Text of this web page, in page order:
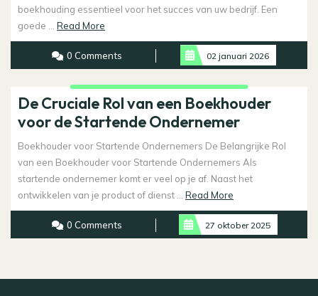
boekhouding essentieel voor het succes van uw bedrijf. Een
goede ... Read More
More
0 Comments
02 januari 2026
De Cruciale Rol van een Boekhouder
voor de Startende Ondernemer
Boekhouder voor Startende Ondernemers De Belangrijke Rol
van een Boekhouder voor Startende Ondernemers Als
startende ondernemer komt er veel op je af. Naast het
ontwikkelen van je product of dienst ... Read More
More
0 Comments
27 oktober 2025